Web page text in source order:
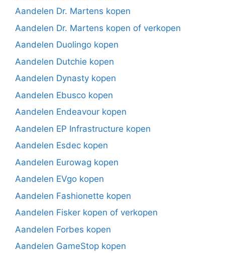
Aandelen Dr. Martens kopen
Aandelen Dr. Martens kopen of verkopen
Aandelen Duolingo kopen
Aandelen Dutchie kopen
Aandelen Dynasty kopen
Aandelen Ebusco kopen
Aandelen Endeavour kopen
Aandelen EP Infrastructure kopen
Aandelen Esdec kopen
Aandelen Eurowag kopen
Aandelen EVgo kopen
Aandelen Fashionette kopen
Aandelen Fisker kopen of verkopen
Aandelen Forbes kopen
Aandelen GameStop kopen